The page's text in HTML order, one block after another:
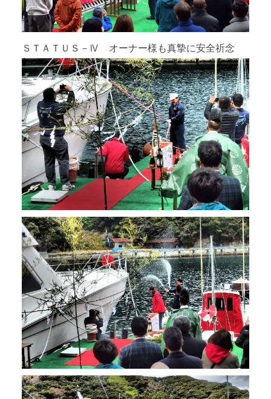
ＳＴＡＴＵＳ－Ⅳ オーナー様も真摯に安全祈念